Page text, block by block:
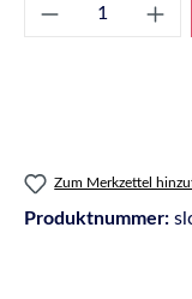
Produkt
Zum Merkzettel
Produktnummer: